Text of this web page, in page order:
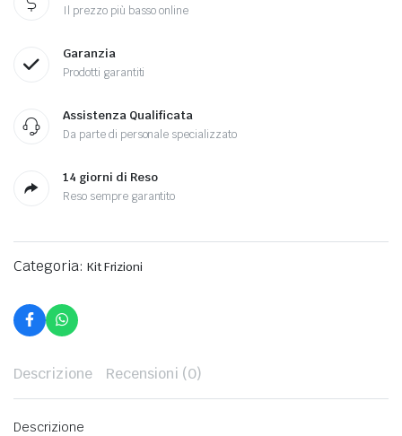
Il prezzo più basso online
Garanzia
Prodotti garantiti
Assistenza Qualificata
Da parte di personale specializzato
14 giorni di Reso
Reso sempre garantito
Categoria: Kit Frizioni
Descrizione Recensioni (0)
Descrizione